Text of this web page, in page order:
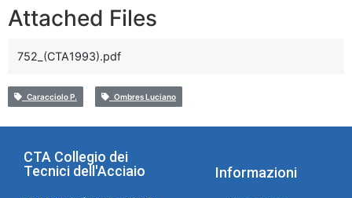
Attached Files
752_(CTA1993).pdf
Caracciolo P. Ombres Luciano
CTA Collegio dei
Tecnici dell'Acciaio
Informazioni